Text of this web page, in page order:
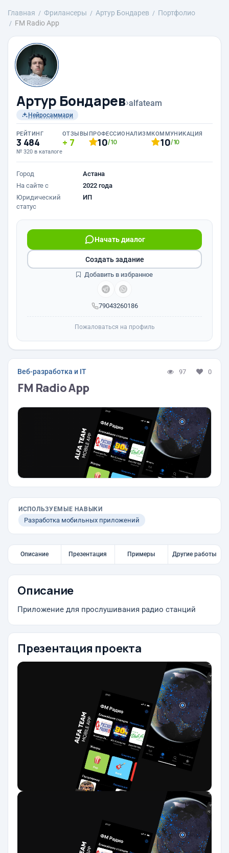
Главная Фрилансеры Артур Бондарев
Портфолио
FM Radio App
Артур Бондарев›alfateam
Нейросаммари
РЕЙТИНГ
3 484
№ 320 в каталоге
ОТЗЫВЫ
7
ПРОФЕССИОНАЛИЗМ
10/10
КОММУНИКАЦИЯ
10/10
Город
Астана
На сайте с
2022 года
Юридический
статус
ИП
79043260186
Начать диалог
Создать задание
Добавить в избранное
Пожаловаться на профиль
Веб-разработка и IT 97 0
FM Radio App
ИСПОЛЬЗУЕМЫЕ НАВЫКИ
Разработка мобильных приложений
Описание Презентация Примеры Другие работы
Описание
Приложение для прослушивания радио станций
Презентация проекта